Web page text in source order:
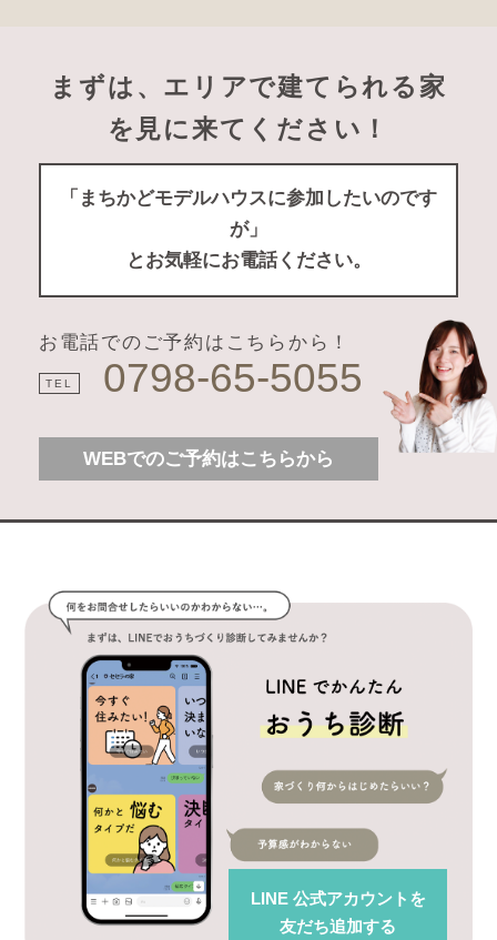
まずは、エリアで建てられる家
を見に来てください！
「まちかどモデルハウスに参加したいのです
が」
とお気軽にお電話ください。
お電話でのご予約はこちらから！
TEL 0798-65-5055
WEBでのご予約はこちらから
LINE 公式アカウント を
友だち追加する